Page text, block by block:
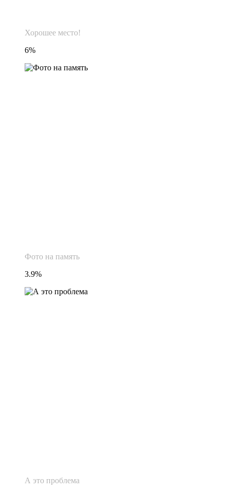
Хорошее место!
6%
Фото на память
3.9%
А это проблема